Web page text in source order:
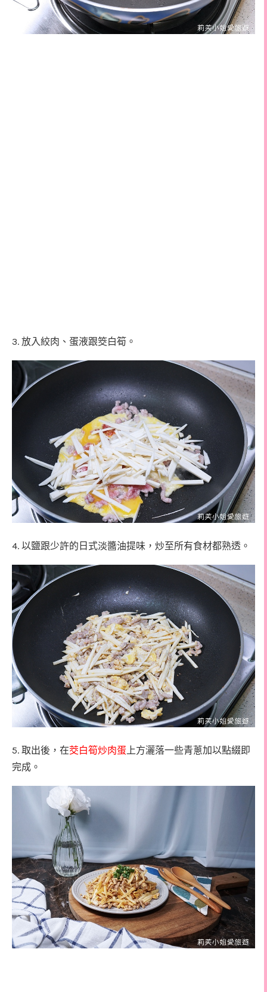
3. 放入絞肉、蛋液跟筊白筍。
4. 以鹽跟少許的日式淡醬油提味，炒至所有食材都熟透。
5. 取出後，在茭白筍炒肉蛋 上方灑落一些青蔥加以點綴即
完成。